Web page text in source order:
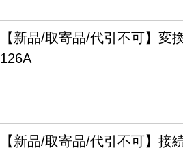
【新品/取寄品/代引不可】変
126A
【新品/取寄品/代引不可】接